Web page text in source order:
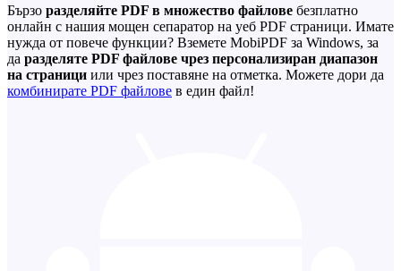
Бързо разделяйте PDF в множество файлове безплатно
онлайн с нашия мощен сепаратор на уеб PDF страници. Имате
нужда от повече функции? Вземете MobiPDF за Windows, за
да разделяте PDF файлове чрез персонализиран диапазон
на страници или чрез поставяне на отметка. Можете дори да
комбинирате PDF файлове в един файл!